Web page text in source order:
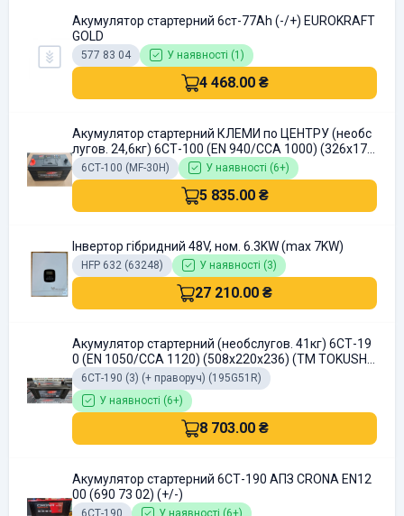
Акумулятор стартерний 6ст-77Ah (-/+) EUROKRAFT
GOLD
577 83 04 У наявності (1)
4 468.00 ₴
Акумулятор стартерний КЛЕМИ по ЦЕНТРУ (необс
лугов. 24,6кг) 6СТ-100 (EN 940/CCA 1000) (326х172
х242) (TM TOKUSHIMA Japan)
6СТ-100 (MF-30H) У наявності (6+)
5 835.00 ₴
Інвертор гібридний 48V, ном. 6.3KW (max 7KW)
HFP 632 (63248) У наявності (3)
27 210.00 ₴
Акумулятор стартерний (необслугов. 41кг) 6СТ-19
0 (EN 1050/CCA 1120) (508х220х236) (ТМ TOKUSHI
MA Japan)
6СТ-190 (3) (+ праворуч) (195G51R)
У наявності (6+)
8 703.00 ₴
Акумулятор стартерний 6СТ-190 АПЗ CRONA EN12
00 (690 73 02) (+/-)
6СТ-190 У наявності (6+)